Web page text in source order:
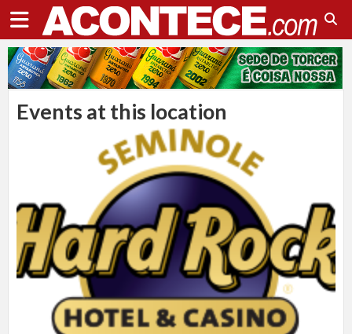
Events at this location